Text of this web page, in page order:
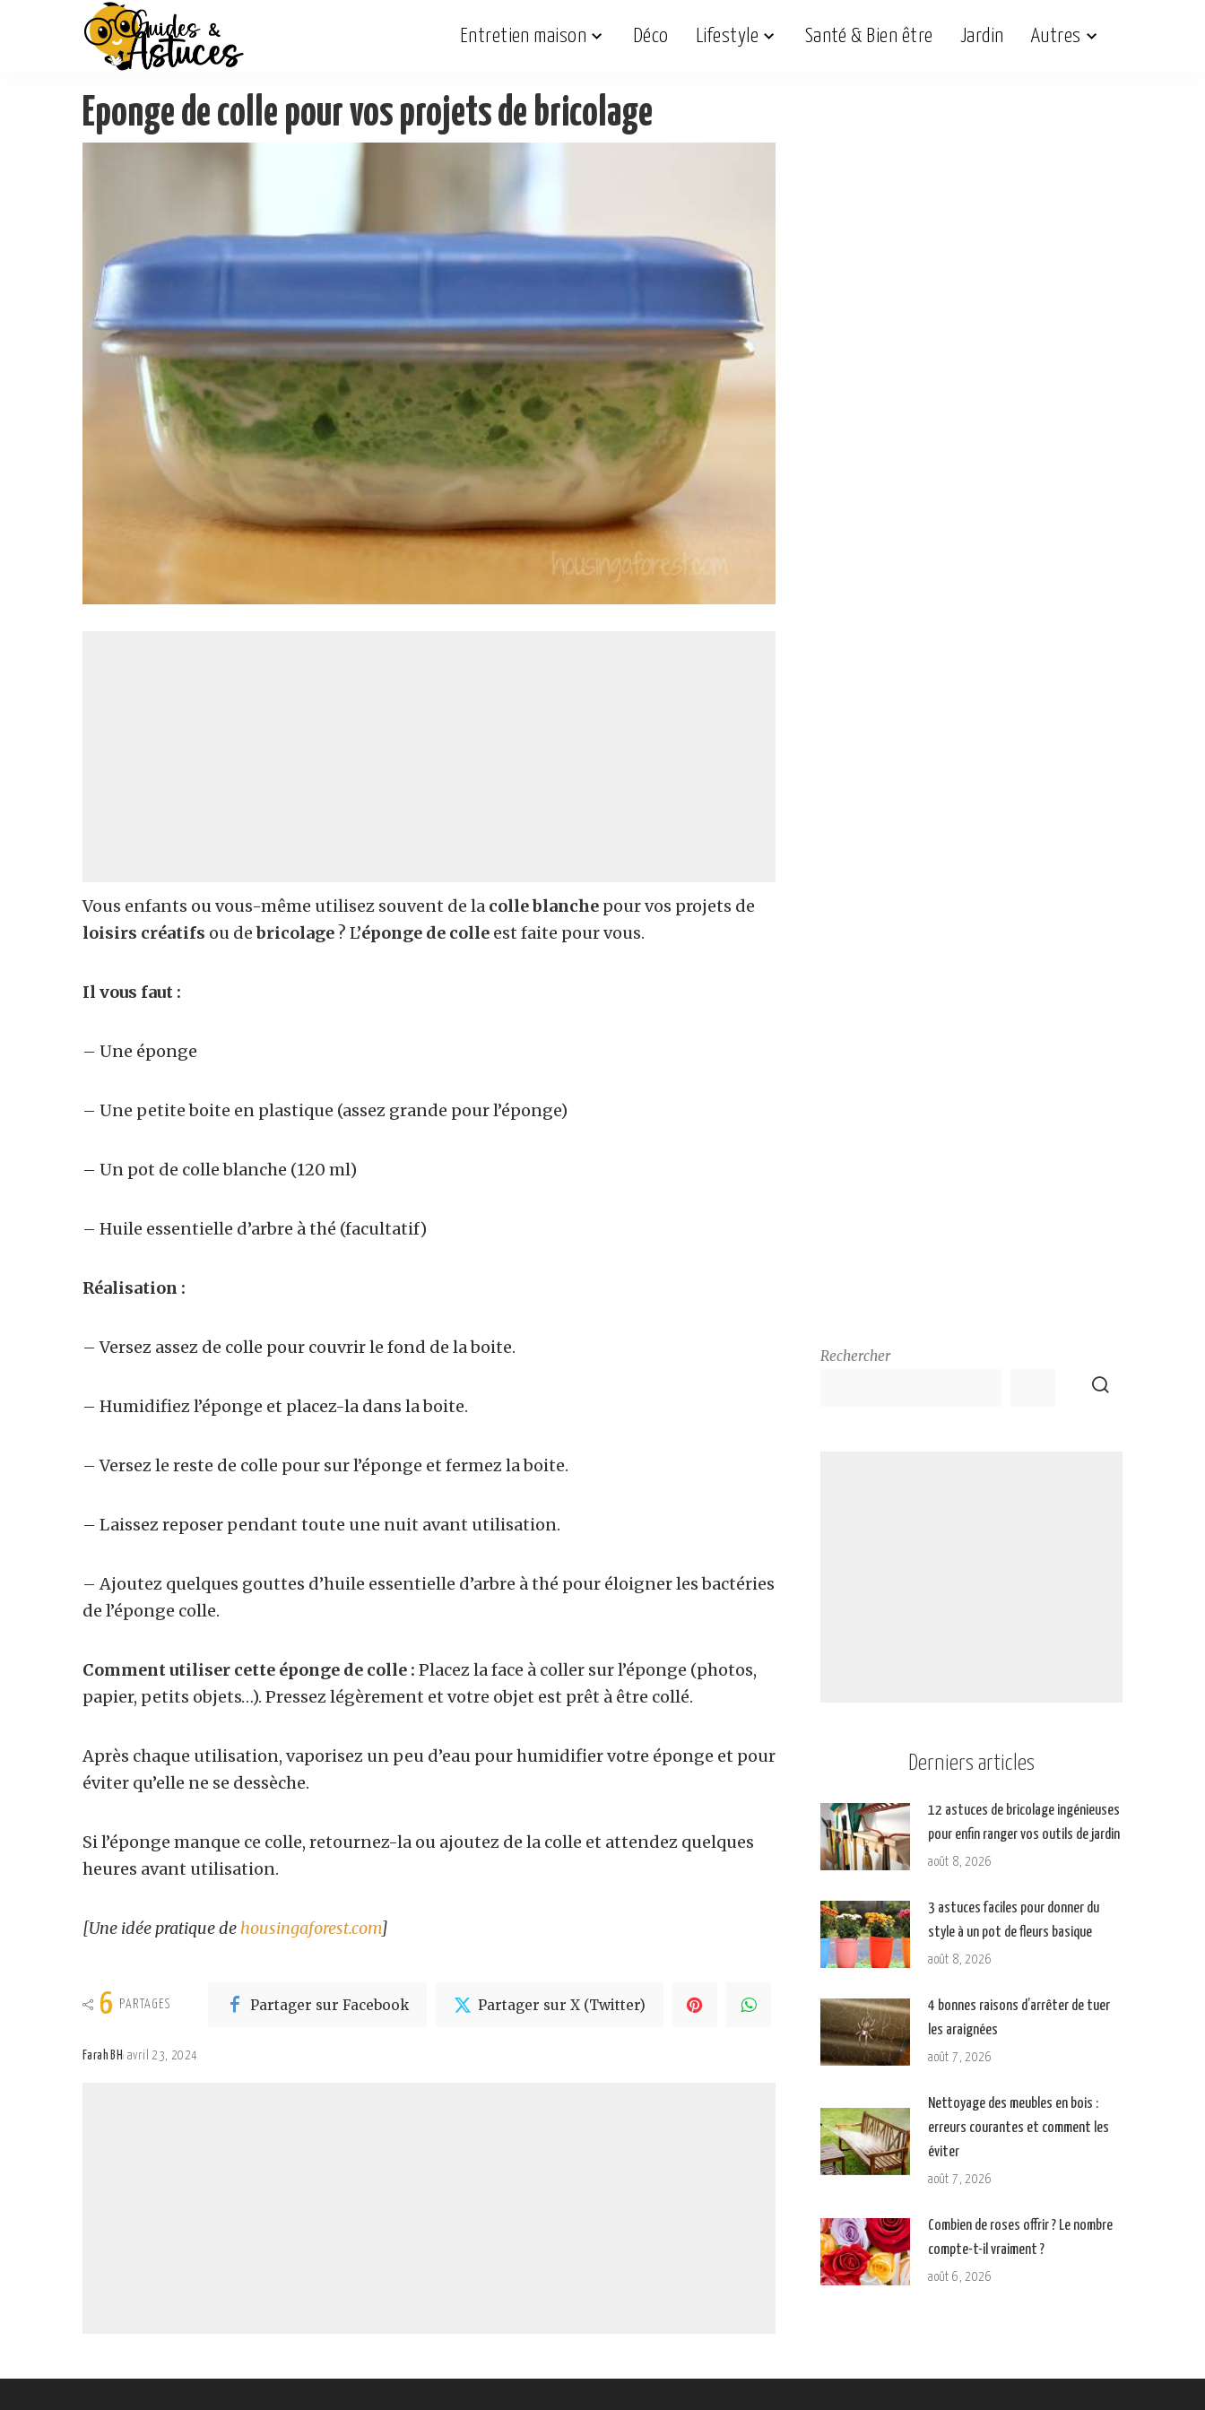
Entretien maison Déco Lifestyle Santé & Bien être Jardin Autres
Eponge de colle pour vos projets de bricolage
Vous enfants ou vous-même utilisez souvent de la colle blanche pour vos projets de
loisirs créatifs ou debricolage ? L’éponge de colle est faite pour vous.
Il vous faut :
– Une éponge
– Une petite boite en plastique (assez grande pour l’éponge)
– Un pot de colle blanche (120 ml)
– Huile essentielle d’arbre à thé (facultatif)
Réalisation :
– Versez assez de colle pour couvrir le fond de la boite.
– Humidifiez l’éponge et placez-la dans la boite.
– Versez le reste de colle pour sur l’éponge et fermez la boite.
– Laissez reposer pendant toute une nuit avant utilisation.
– Ajoutez quelques gouttes d’huile essentielle d’arbre à thé pour éloigner les bactéries
de l’éponge colle.
Comment utiliser cette éponge de colle : Placez la face à coller sur l’éponge (photos,
papier, petits objets…). Pressez légèrement et votre objet est prêt à être collé.
Après chaque utilisation, vaporisez un peu d’eau pour humidifier votre éponge et pour
éviter qu’elle ne se dessèche.
Si l’éponge manque ce colle, retournez-la ou ajoutez de la colle et attendez quelques
heures avant utilisation.
[Une idée pratique de housingaforest.com]
6 PARTAGES Partager sur Facebook Partager sur X (Twitter)
Farah BH avril 23, 2024
Rechercher
Derniers articles
12 astuces de bricolage ingénieuses
pour enfin ranger vos outils de jardin
août 8, 2026
3 astuces faciles pour donner du
style à un pot de fleurs basique
août 8, 2026
4 bonnes raisons d’arrêter de tuer
les araignées
août 7, 2026
Nettoyage des meubles en bois :
erreurs courantes et comment les
éviter
août 7, 2026
Combien de roses offrir ? Le nombre
compte-t-il vraiment ?
août 6, 2026